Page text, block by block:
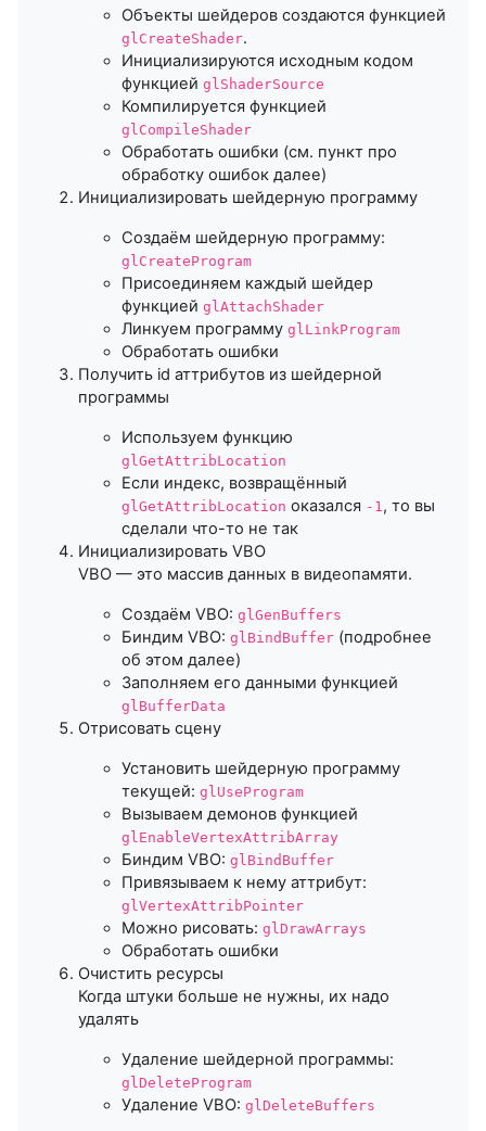
Объекты шейдеров создаются функцией
glCreateShader.
Инициализируются исходным кодом
функцией glShaderSource
Компилируется функцией
glCompileShader
Обработать ошибки (см. пункт про
обработку ошибок далее)
Инициализировать шейдерную программу
Создаём шейдерную программу:
glCreateProgram
Присоединяем каждый шейдер
функцией glAttachShader
Линкуем программу glLinkProgram
Обработать ошибки
Получить id аттрибутов из шейдерной
программы
Используем функцию
glGetAttribLocation
Если индекс, возвращённый
glGetAttribLocation оказался -1 , то вы
сделали что-то не так
Инициализировать VBO
VBO — это массив данных в видеопамяти.
Создаём VBO: glGenBuffers
Биндим VBO: glBindBuffer (подробнее
об этом далее)
Заполняем его данными функцией
glBufferData
Отрисовать сцену
Установить шейдерную программу
текущей: glUseProgram
Вызываем демонов функцией
glEnableVertexAttribArray
Биндим VBO: glBindBuffer
Привязываем к нему аттрибут:
glVertexAttribPointer
Можно рисовать: glDrawArrays
Обработать ошибки
Очистить ресурсы
Когда штуки больше не нужны, их надо
удалять
Удаление шейдерной программы:
glDeleteProgram
Удаление VBO: glDeleteBuffers